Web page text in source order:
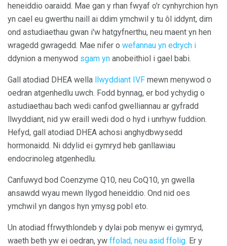
heneiddio oaraidd. Mae gan y rhan fwyaf o'r cynhyrchion hyn
yn cael eu gwerthu naill ai ddim ymchwil y tu ôl iddynt, dim
ond astudiaethau gwan i'w hatgyfnerthu, neu maent yn hen
wragedd gwragedd. Mae nifer o wefannau yn edrych i
ddynion a menywod sgam yn anobeithiol i gael babi.
Gall atodiad DHEA wella llwyddiant IVF mewn menywod o
oedran atgenhedlu uwch. Fodd bynnag, er bod ychydig o
astudiaethau bach wedi canfod gwelliannau ar gyfradd
llwyddiant, nid yw eraill wedi dod o hyd i unrhyw fuddion.
Hefyd, gall atodiad DHEA achosi anghydbwysedd
hormonaidd. Ni ddylid ei gymryd heb ganllawiau
endocrinoleg atgenhedlu.
Canfuwyd bod Coenzyme Q10, neu CoQ10, yn gwella
ansawdd wyau mewn llygod heneiddio. Ond nid oes
ymchwil yn dangos hyn ymysg pobl eto.
Un atodiad ffrwythlondeb y dylai pob menyw ei gymryd,
waeth beth yw ei oedran, yw ffolad, neu asid ffolig. Er y